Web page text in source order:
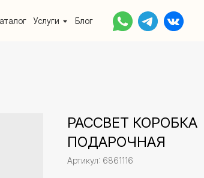
+7 (495)
Услуги Блог
РАССВЕТ КОРОБКА
ПОДАРОЧНАЯ
Артикул: 6861116